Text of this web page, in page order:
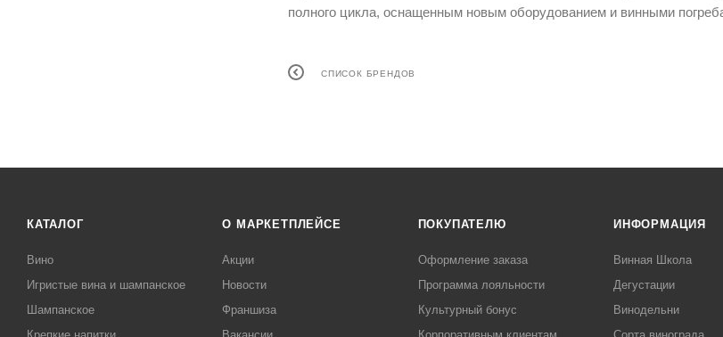
полного цикла, оснащенным новым оборудованием и винными
СПИСОК БРЕНДОВ
КАТАЛОГ
Вино
Игристые вина и шампанское
Шампанское
О МАРКЕТПЛЕЙСЕ
Акции
Новости
Франшиза
ПОКУПАТЕЛЮ
Оформление заказа
Программа лояльности
Культурный бонус
ИНФОРМАЦИЯ
Винная Школа
Дегустации
Винодельни